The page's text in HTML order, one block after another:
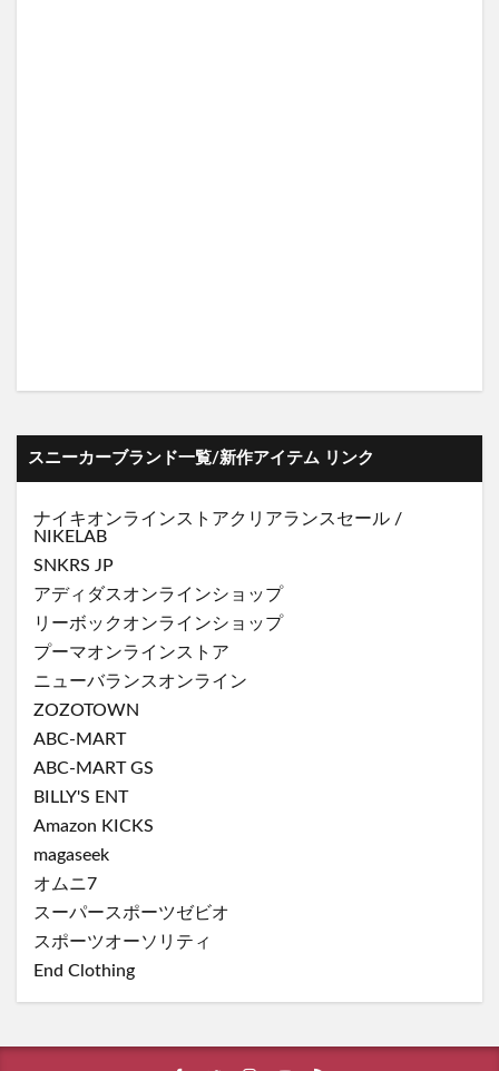
スニーカーブランド一覧/新作アイテム リンク
ナイキオンラインストアクリアランスセール /
NIKELAB
SNKRS JP
アディダスオンラインショップ
リーボックオンラインショップ
プーマオンラインストア
ニューバランスオンライン
ZOZOTOWN
ABC-MART
ABC-MART GS
BILLY'S ENT
Amazon KICKS
magaseek
オムニ7
スーパースポーツゼビオ
スポーツオーソリティ
End Clothing